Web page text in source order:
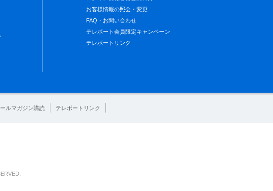
お客様情報の照会・変更
FAQ・お問い合わせ
テレボート会員限定キャンペーン
テレボートリンク
ールマガジン購読 テレボートリンク